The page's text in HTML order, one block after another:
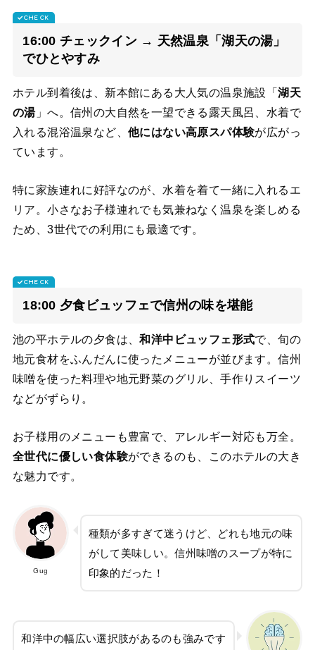
16:00 チェックイン → 天然温泉「湖天の湯」
でひとやすみ
ホテル到着後は、新本館にある大人気の温泉施設「湖天
の湯」へ。信州の大自然を一望できる露天風呂、水着で
入れる混浴温泉など、 他にはない高原スパ体験が広がっ
ています。
特に家族連れに好評なのが、水着を着て一緒に入れるエ
リア。小さなお子様連れでも気兼ねなく温泉を楽しめる
ため、3世代での利用にも最適です。
18:00 夕食ビュッフェで信州の味を堪能
池の平ホテルの夕食は、和洋中ビュッフェ形式で、旬の
地元食材をふんだんに使ったメニューが並びます。信州
味噌を使った料理や地元野菜のグリル、手作りスイーツ
などがずらり。
お子様用のメニューも豊富で、アレルギー対応も万全。
全世代に優しい食体験ができるのも、このホテルの大き
な魅力です。
Gug
種類が多すぎて迷うけど、どれも地元の味
がして美味しい。信州味噌のスープが特に
印象的だった！
和洋中の幅広い選択肢があるのも強みです